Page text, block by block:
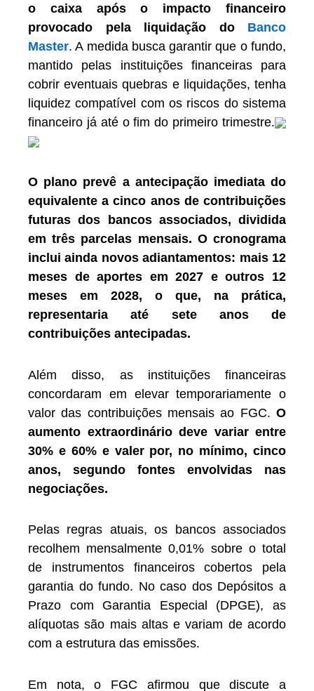
o caixa após o impacto financeiro
provocado pela liquidação do Banco
Master. A medida busca garantir que o fundo,
mantido pelas instituições financeiras para
cobrir eventuais quebras e liquidações, tenha
liquidez compatível com os riscos do sistema
financeiro já até o fim do primeiro trimestre.
O plano prevê a antecipação imediata do
equivalente a cinco anos de contribuições
futuras dos bancos associados, dividida
em três parcelas mensais. O cronograma
inclui ainda novos adiantamentos: mais 12
meses de aportes em 2027 e outros 12
meses em 2028, o que, na prática,
representaria até sete anos de
contribuições antecipadas.
Além disso, as instituições financeiras
concordaram em elevar temporariamente o
valor das contribuições mensais ao FGC. O
aumento extraordinário deve variar entre
30% e 60% e valer por, no mínimo, cinco
anos, segundo fontes envolvidas nas
negociações.
Pelas regras atuais, os bancos associados
recolhem mensalmente 0,01% sobre o total
de instrumentos financeiros cobertos pela
garantia do fundo. No caso dos Depósitos a
Prazo com Garantia Especial (DPGE), as
alíquotas são mais altas e variam de acordo
com a estrutura das emissões.
Em nota, o FGC afirmou que discute a